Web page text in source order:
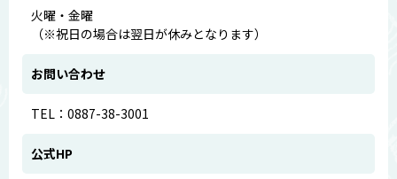
火曜・金曜
（※祝日の場合は翌日が休みとなります）
お問い合わせ
TEL：0887-38-3001
公式HP